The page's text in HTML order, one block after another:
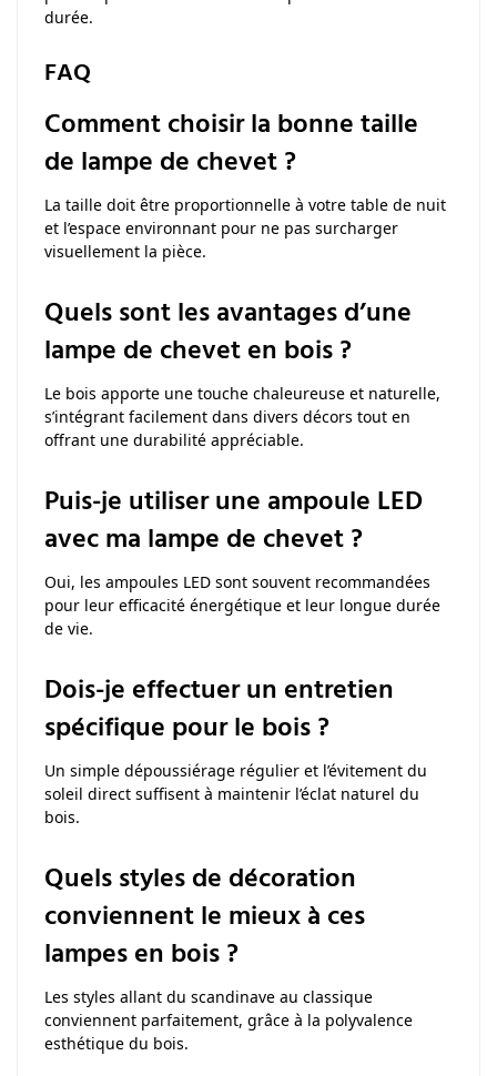
durée.
FAQ
Comment choisir la bonne taille
de lampe de chevet ?
La taille doit être proportionnelle à votre table de nuit
et l’espace environnant pour ne pas surcharger
visuellement la pièce.
Quels sont les avantages d’une
lampe de chevet en bois ?
Le bois apporte une touche chaleureuse et naturelle,
s’intégrant facilement dans divers décors tout en
offrant une durabilité appréciable.
Puis-je utiliser une ampoule LED
avec ma lampe de chevet ?
Oui, les ampoules LED sont souvent recommandées
pour leur efficacité énergétique et leur longue durée
de vie.
Dois-je effectuer un entretien
spécifique pour le bois ?
Un simple dépoussiérage régulier et l’évitement du
soleil direct suffisent à maintenir l’éclat naturel du
bois.
Quels styles de décoration
conviennent le mieux à ces
lampes en bois ?
Les styles allant du scandinave au classique
conviennent parfaitement, grâce à la polyvalence
esthétique du bois.